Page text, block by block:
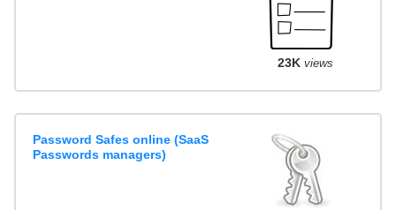
23K views
Password Safes online (SaaS
Passwords managers)